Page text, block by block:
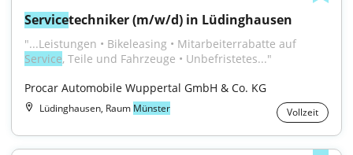
Servicetechniker (m/w/d) in Lüdinghausen
Service, Teile und Fahrzeuge • Unbefristetes..."
Procar Automobile Wuppertal GmbH & Co. KG
Lüdinghausen, Raum Münster Vollzeit